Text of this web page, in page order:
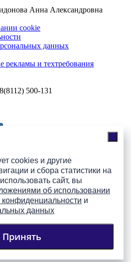
cookies и другие
и сбора статистики на
сайт, вы
об использовании
конфиденциальности и
данных
Принять
Анна Александровна
cookie
данных
рекламы и техтребования
500-131